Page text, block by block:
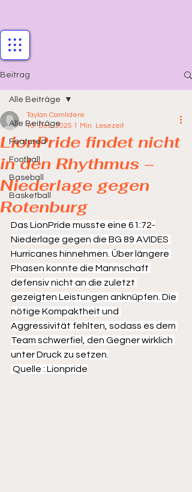
Beitrag
Alle Beiträge
Featured
Football
Baseball
Basketball
Alle Beiträge
LionPride findet nicht
in den Rhythmus –
Niederlage gegen
Rotenburg
Taylan Camlidere
10. Dez. 2025 1 Min. Lesezeit
Das LionPride musste eine 61:72-
Niederlage gegen die BG 89 AVIDES
Hurricanes hinnehmen. Über längere
Phasen konnte die Mannschaft
defensiv nicht an die zuletzt
gezeigten Leistungen anknüpfen. Die
nötige Kompaktheit und
Aggressivität fehlten, sodass es dem
Team schwerfiel, den Gegner wirklich
unter Druck zu setzen.
Quelle : Lionpride